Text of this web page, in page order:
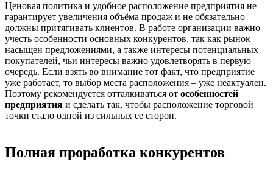
Ценовая политика и удобное расположение предприятия не
гарантирует увеличения объёма продаж и не обязательно
должны притягивать клиентов. В работе организации важно
учесть особенности основных конкурентов, так как рынок
насыщен предложениями, а также интересы потенциальных
покупателей, чьи интересы важно удовлетворять в первую
очередь. Если взять во внимание тот факт, что предприятие
уже работает, то выбор места расположения – уже неактуален.
Поэтому рекомендуется отталкиваться от особенностей
предприятия и сделать так, чтобы расположение торговой
точки стало одной из сильных ее сторон.
Полная проработка конкурентов